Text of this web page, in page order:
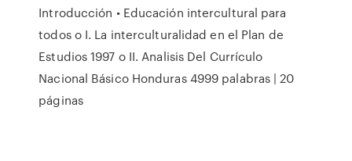
Introducción • Educación intercultural para
todos o I. La interculturalidad en el Plan de
Estudios 1997 o II. Analisis Del Currículo
Nacional Básico Honduras 4999 palabras | 20
páginas